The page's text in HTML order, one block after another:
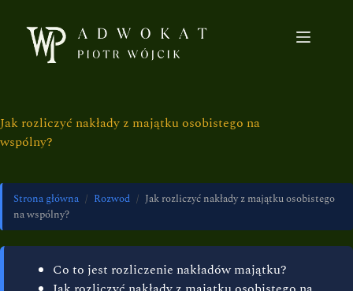
Jak rozliczyć nakłady z majątku osobistego na
wspólny?
Strona główna / Rozwod / Jak rozliczyć nakłady z majątku osobistego
na wspólny?
Co to jest rozliczenie nakładów majątku?